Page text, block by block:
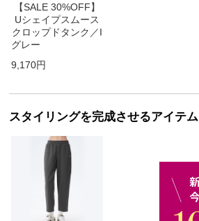
【SALE 30%OFF】
Uシェイプスムース
クロップドタンク／I
グレー
9,170円
スタイリングを完成させるアイテム